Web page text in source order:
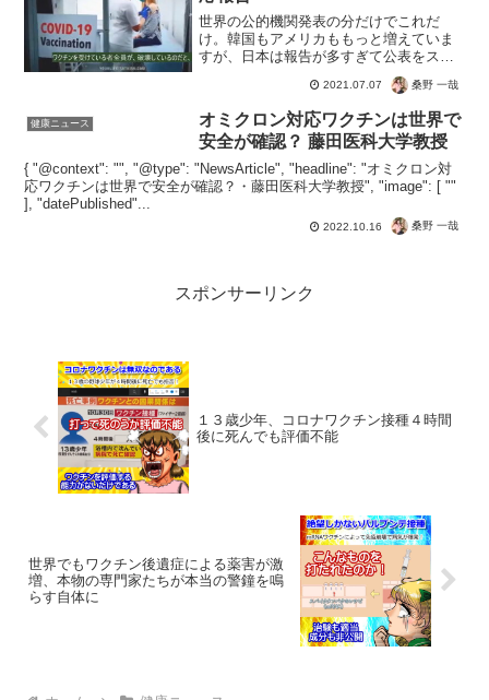
世界の公的機関発表の分だけでこれだ
け。韓国もアメリカももっと増えていま
すが、日本は報告が多すぎて公表をスト
ップ！医師と厚労省が認めただけという
インチキカウントにもかかわらず。コロ
ナ死はPCR検査で「陽性」なだけでカウ
ントだったのに、ずいぶん...
2021.07.07 桑野 一哉
健康ニュース
オミクロン対応ワクチンは世界で
安全が確認？ 藤田医科大学教授
{ "@context": "", "@type": "NewsArticle", "headline": "オミクロン対
応ワクチンは世界で安全が確認？・藤田医科大学教授", "image": [ ""
], "datePublished"...
2022.10.16 桑野 一哉
スポンサーリンク
１３歳少年、コロナワクチン接種４時間
後に死んでも評価不能
世界でもワクチン後遺症による薬害が激
増、本物の専門家たちが本当の警鐘を鳴
らす自体に